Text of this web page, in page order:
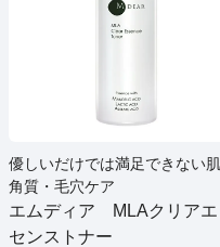
優しいだけでは満足できない
角質・毛穴ケア
エムディア MLAクリアエ
センストナー